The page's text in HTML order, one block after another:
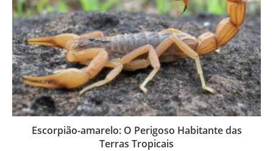
Escorpião-amarelo: O Perigoso Habitante das
Terras Tropicais